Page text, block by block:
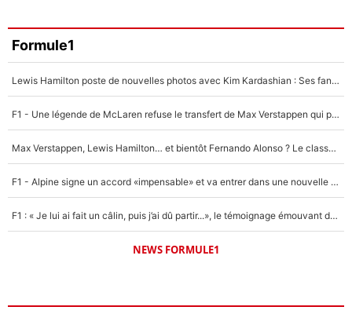
Formule1
Lewis Hamilton poste de nouvelles photos avec Kim Kardashian : Ses fans le voient déjà redevenir champion du monde de F1 grâce à elle !
F1 - Une légende de McLaren refuse le transfert de Max Verstappen qui pourrait «faire des vagues» et plomber l'ambiance dans l'équipe
Max Verstappen, Lewis Hamilton… et bientôt Fernando Alonso ? Le classement des pilotes les mieux payés en Formule 1 risque de changer !
F1 - Alpine signe un accord «impensable» et va entrer dans une nouvelle dimension : Grande nouvelle pour Pierre Gasly !
F1 : « Je lui ai fait un câlin, puis j’ai dû partir...», le témoignage émouvant de Max Verstappen sur sa fille
NEWS FORMULE1